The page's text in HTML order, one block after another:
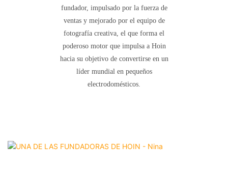
fundador, impulsado por la fuerza de
ventas y mejorado por el equipo de
fotografía creativa, el que forma el
poderoso motor que impulsa a Hoin
hacia su objetivo de convertirse en un
líder mundial en pequeños
electrodomésticos.